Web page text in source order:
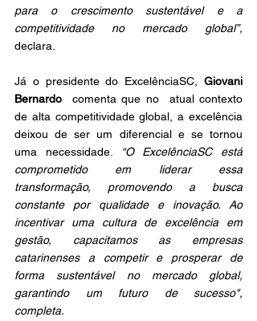
para o crescimento sustentável e a
declara.
Já o presidente do ExcelênciaSC, Giovani
Bernardo comenta que no  atual contexto
de alta competitividade global, a excelência
deixou de ser um diferencial e se tornou
uma necessidade.
“O ExcelênciaSC está
comprometido em liderar essa
transformação, promovendo a busca
constante por qualidade e inovação. Ao
incentivar uma cultura de excelência em
gestão, capacitamos as empresas
catarinenses a competir e prosperar de
forma sustentável no mercado global,
garantindo um futuro de sucesso",
completa.